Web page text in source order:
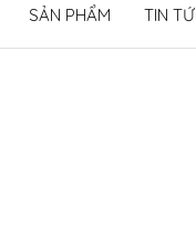
SẢN PHẨM TIN